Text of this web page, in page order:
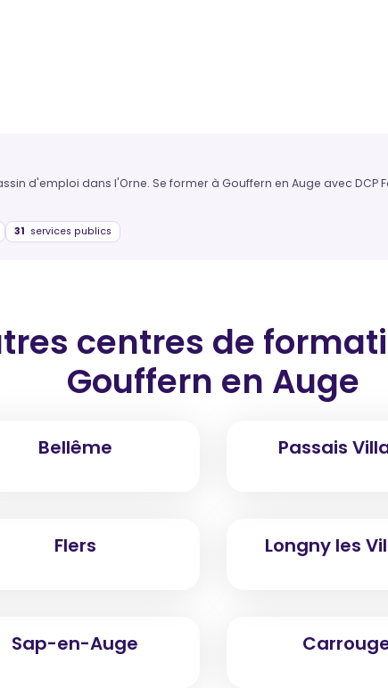
d'emploi dans l'Orne. Se former à Gouffern en Auge avec
31 services publics
centres de
Gouffern en Auge
Bellême Passais
Flers Longny les
Sap-en-Auge